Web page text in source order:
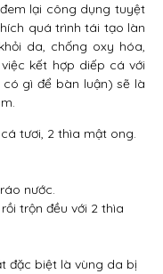
lại công dụng tuyệt
quá trình tái tạo làn
da, chống oxy hóa,
kết hợp diếp cá với
gì để bàn luận) sẽ là
tươi, 2 thìa mật ong.
nước.
trộn đều với 2 thìa
đặc biệt là vùng da bị